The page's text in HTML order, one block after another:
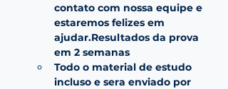
contato com nossa equipe e
estaremos felizes em
ajudar.Resultados da prova
em 2 semanas
Todo o material de estudo
incluso e sera enviado por